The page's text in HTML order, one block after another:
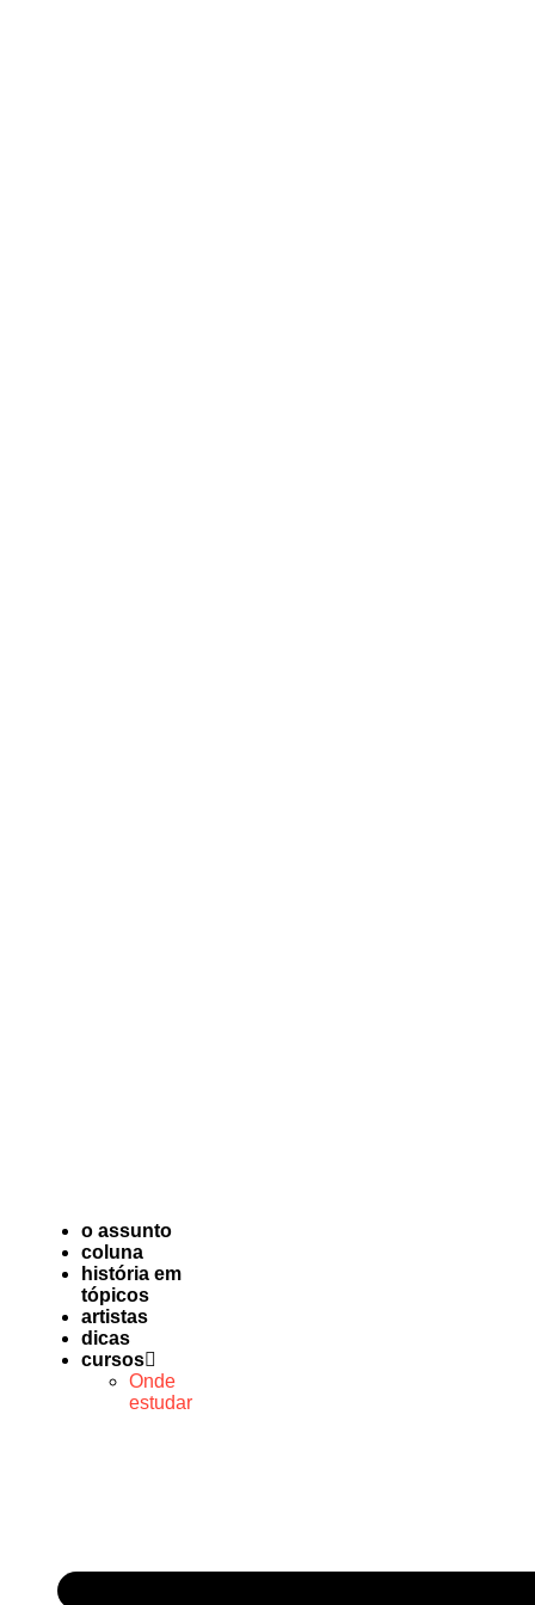
o assunto
coluna
história em
tópicos
artistas
dicas
cursos
Onde
estudar